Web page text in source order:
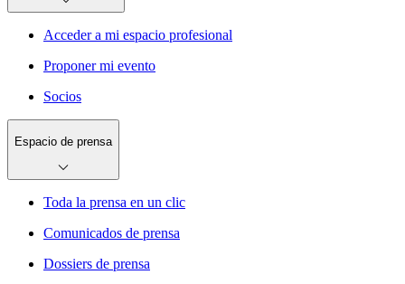
Acceder a mi espacio profesional
Proponer mi evento
Socios
Espacio de prensa
Toda la prensa en un clic
Comunicados de prensa
Dossiers de prensa